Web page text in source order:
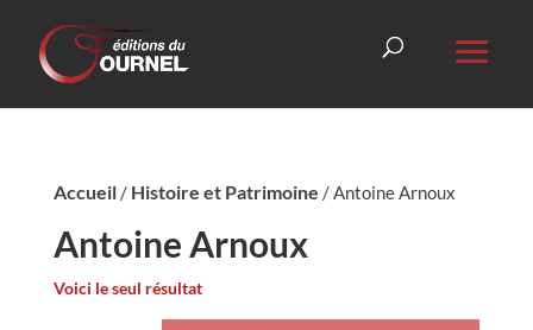
Accueil/ Histoire et Patrimoine / Antoine Arnoux
Antoine Arnoux
Voici le seul résultat